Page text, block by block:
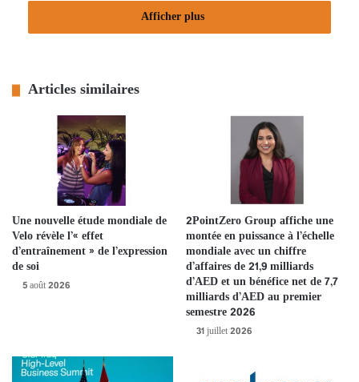
instabilité des réseaux, à des interdépendances plus profondes et à
des menaces externes en constante évolution. Le 8 annuel
pannes informatiques et des pannes en général dans les centres de
Pour la cinquième année consécutive, Uptime Intelligence
Research indique que la fréquence globale des pannes par site est
en baisse. Toutefois, le rythme de cette amélioration a ralenti par
rapport aux années précédentes, et environ une entreprise sur dix
signale que sa dernière panne a eu des répercussions sérieuses,
voire graves.
Dans les cas de pannes rendues publiques, les défaillances des
infrastructures externes occupent une place de plus en plus
importante. De plus, les pannes liées à des problèmes de fibre
optique et de connectivité sont en hausse et ont davantage de
risques d’entraîner des perturbations prolongées.
Afficher plus
Articles similaires
Une nouvelle étude mondiale de
Velo révèle l’« effet
d’entraînement » de l’expression
de soi
5 août 2026
2PointZero Group affiche une
montée en puissance à l’échelle
mondiale avec un chiffre
d’affaires de 21,9 milliards
d’AED et un bénéfice net de 7,7
milliards d’AED au premier
semestre 2026
31 juillet 2026